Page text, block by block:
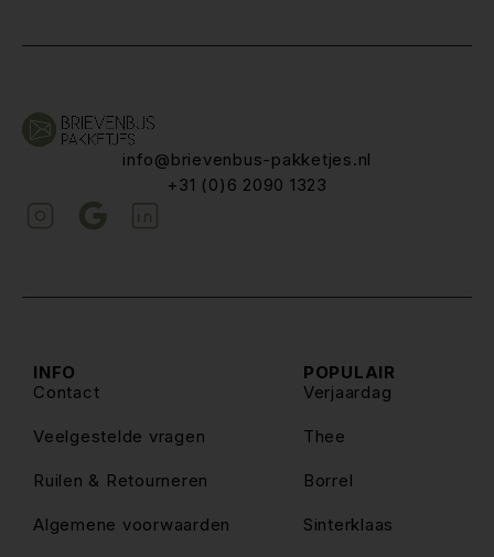
info@brievenbus-pakketjes.nl
+31 (0)6 2090 1323
POPULAIR
Verjaardag
Thee
Borrel
Sinterklaas
INFO
Contact
Veelgestelde vragen
Ruilen & Retourneren
Algemene voorwaarden